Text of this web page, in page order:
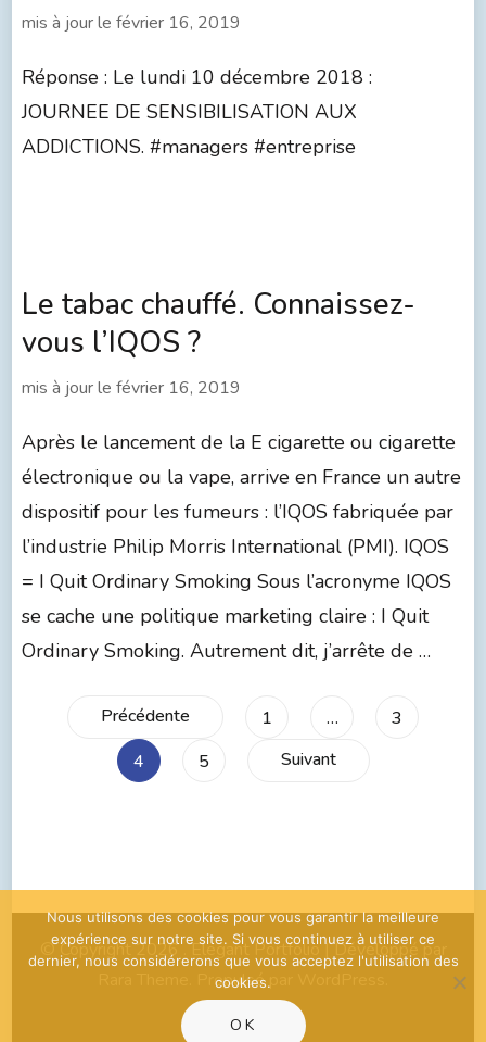
mis à jour le février 16, 2019
Réponse : Le lundi 10 décembre 2018 :
JOURNEE DE SENSIBILISATION AUX
ADDICTIONS. #managers #entreprise
Le tabac chauffé. Connaissez-
vous l’IQOS ?
mis à jour le février 16, 2019
Après le lancement de la E cigarette ou cigarette
électronique ou la vape, arrive en France un autre
dispositif pour les fumeurs : l’IQOS fabriquée par
l’industrie Philip Morris International (PMI). IQOS
= I Quit Ordinary Smoking Sous l’acronyme IQOS
se cache une politique marketing claire : I Quit
Ordinary Smoking. Autrement dit, j’arrête de …
Précédente 1 …
3
4
5 Suivant
© Copyright 2026. Elegant Portfolio | Développé par
. Propulsé par
Nous utilisons des cookies pour vous garantir la meilleure
expérience sur notre site. Si vous continuez à utiliser ce
dernier, nous considérerons que vous acceptez l'utilisation des
cookies.
OK